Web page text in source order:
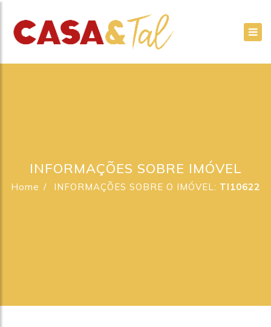
INFORMAÇÕES SOBRE IMÓVEL
Home INFORMAÇÕES SOBRE O IMÓVEL: TI10622